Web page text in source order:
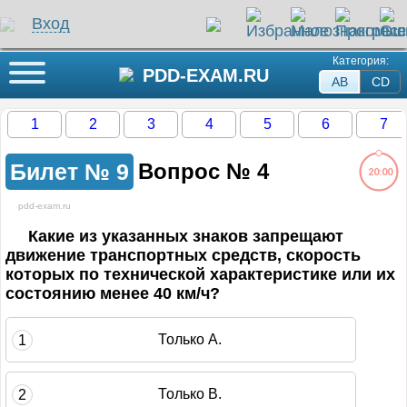
Вход
Кнопка меню PDD-EXAM.RU
Категория:
AB СD
1 2 3 4 5 6 7
Билет № 9 Вопрос № 4 20:00
загружается...
pdd-exam.ru
на этот вопрос
Какие из указанных знаков запрещают
движение транспортных средств, скорость
которых по технической характеристике или их
состоянию менее 40 км/ч?
1 Только А.
2 Только В.